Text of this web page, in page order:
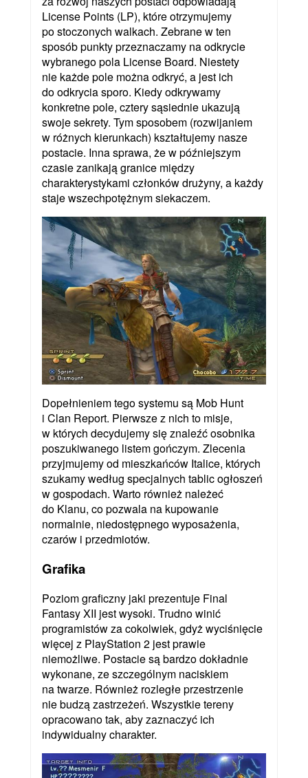
License Points (LP), które otrzymujemy
po stoczonych walkach. Zebrane w ten
sposób punkty przeznaczamy na odkrycie
wybranego pola License Board. Niestety
nie każde pole można odkryć, a jest ich
do odkrycia sporo. Kiedy odkrywamy
konkretne pole, cztery sąsiednie ukazują
swoje sekrety. Tym sposobem (rozwijaniem
w różnych kierunkach) kształtujemy nasze
postacie. Inna sprawa, że w późniejszym
czasie zanikają granice między
charakterystykami członków drużyny, a każdy
staje wszechpotężnym siekaczem.
Dopełnieniem tego systemu są Mob Hunt
i Clan Report. Pierwsze z nich to misje,
w których decydujemy się znaleźć osobnika
poszukiwanego listem gończym. Zlecenia
przyjmujemy od mieszkańców Italice, których
szukamy według specjalnych tablic ogłoszeń
w gospodach. Warto również należeć
do Klanu, co pozwala na kupowanie
normalnie, niedostępnego wyposażenia,
czarów i przedmiotów.
Grafika
Poziom graficzny jaki prezentuje Final
Fantasy XII jest wysoki. Trudno winić
programistów za cokolwiek, gdyż wyciśnięcie
więcej z PlayStation 2 jest prawie
niemożliwe. Postacie są bardzo dokładnie
wykonane, ze szczególnym naciskiem
na twarze. Również rozległe przestrzenie
nie budzą zastrzeżeń. Wszystkie tereny
opracowano tak, aby zaznaczyć ich
indywidualny charakter.